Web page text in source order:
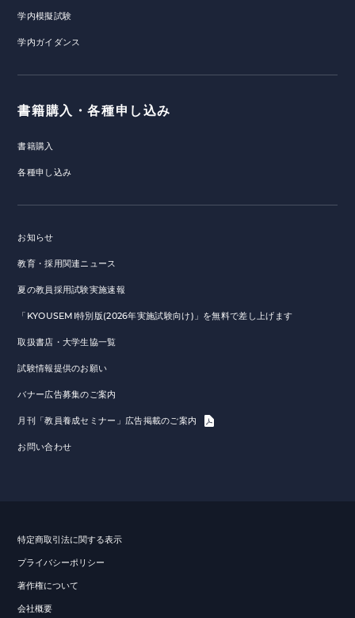
学内模擬試験
学内ガイダンス
書籍購入・各種申し込み
書籍購入
各種申し込み
お知らせ
教育・採用関連ニュース
夏の教員採用試験実施速報
「KYOUSEMI特別版(2026年実施試験向け)」を無料で差し上げます
取扱書店・大学生協一覧
試験情報提供のお願い
バナー広告募集のご案内
月刊「教員養成セミナー」広告掲載のご案内
お問い合わせ
特定商取引法に関する表示
プライバシーポリシー
著作権について
会社概要